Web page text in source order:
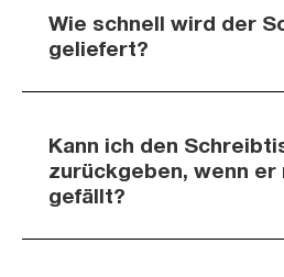
Wie schnell wird der
geliefert?
Kann ich den
zurückgeben, wenn er
gefällt?